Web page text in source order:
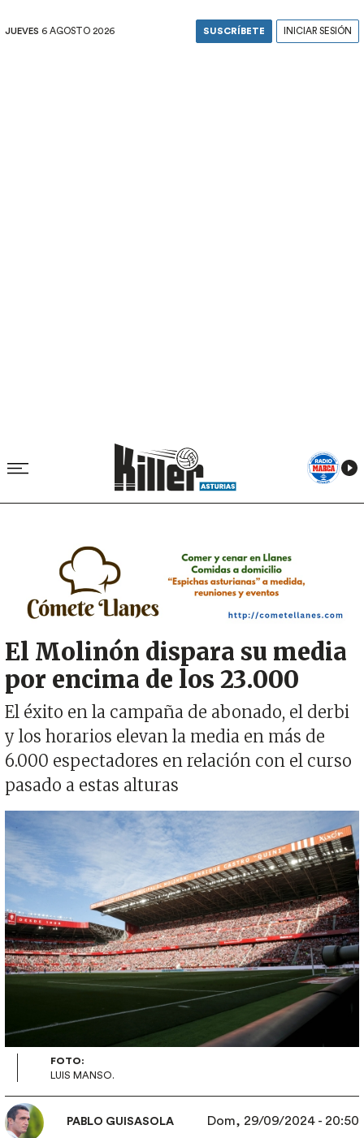
JUEVES 6 AGOSTO 2026 SUSCRÍBETE INICIAR SESIÓN
El Molinón dispara su media
por encima de los 23.000
El éxito en la campaña de abonado, el derbi
y los horarios elevan la media en más de
6.000 espectadores en relación con el curso
pasado a estas alturas
FOTO:
LUIS MANSO.
PABLO GUISASOLA Dom, 29/09/2024 - 20:50